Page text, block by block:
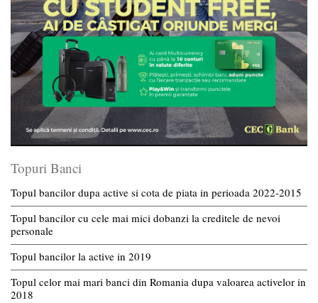
Topuri Banci
Topul bancilor dupa active si cota de piata in perioada 2022-2015
Topul bancilor cu cele mai mici dobanzi la creditele de nevoi
personale
Topul bancilor la active in 2019
Topul celor mai mari banci din Romania dupa valoarea activelor in
2018